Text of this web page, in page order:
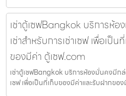
เช่าตู้เซฟBangkok บริการห้
เช่าสำหรับการเช่าเซฟ เพื่อเป็
ของมีค่า ตู้เซฟ.com
เช่าตู้เซฟBangkok บริการห้องมั่นคงมีกล่
เซฟ เพื่อเป็นที่เก็บของมีค่าและรับฝากขอ